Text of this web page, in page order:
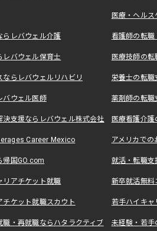
医療・ヘル
らレバウェル介護 看護師の転
レバウェル保育士 医療技師の
ならレバウェルリハビリ 栄養士の転
バウェル医師 薬剤師の転
支援ならレバウェル株式会社 医療看護介
Career Mexico アメリカで
帰国GO.com 就活・転職
リアチケット就職 新卒就活無料
ケット就職スカウト 若手ハイキ
・再就職ならハタラクティブ 未経験・若手